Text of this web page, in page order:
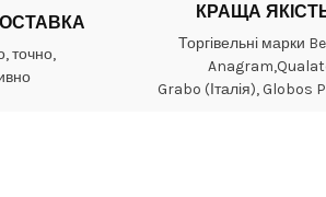
точно,
КРАЩА
Торгівельні марки
Grabo (Італія), Globos